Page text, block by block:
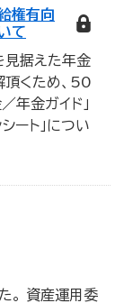
権有向
て
見据えた年金
頂くため、50
年金ガイド」
ート」につい
。 資産運用委